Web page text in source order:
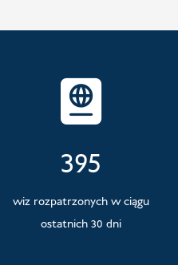
395
wiz rozpatrzonych w ciągu
ostatnich 30 dni